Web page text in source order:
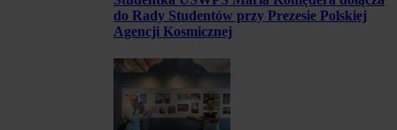
do Rady Studentów przy Prezesie Polskiej
Agencji Kosmicznej